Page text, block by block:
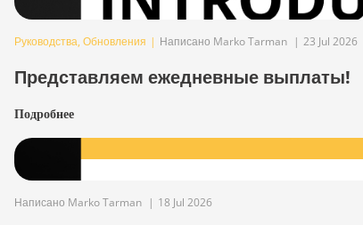
Руководства, Обновления | Написано Marko Tarman | 23 Jul 2026
Представляем ежедневные выплаты!
Подробнее
Написано Marko Tarman | 18 Jul 2026